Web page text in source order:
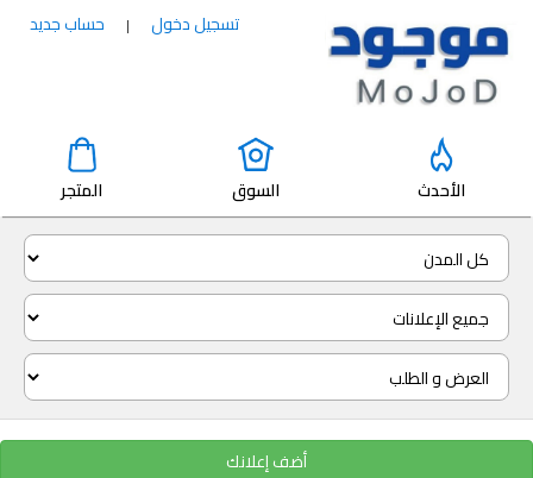
تسجيل دخول | حساب جديد
الأحدث السوق المتجر
أضف إعلانك